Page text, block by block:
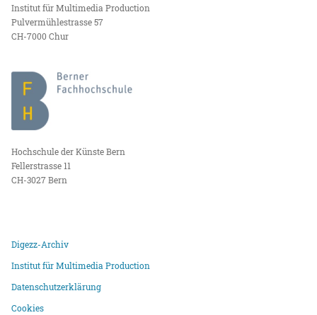
Institut für Multimedia Production
Pulvermühlestrasse 57
CH-7000 Chur
Hochschule der Künste Bern
Fellerstrasse 11
CH-3027 Bern
Digezz-Archiv
Institut für Multimedia Production
Datenschutzerklärung
Cookies